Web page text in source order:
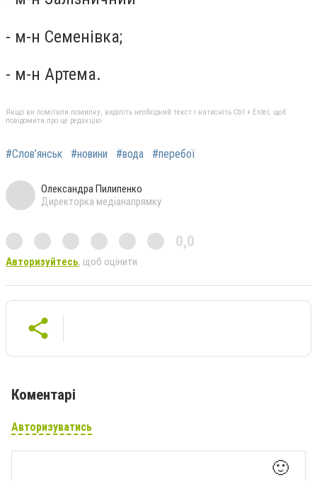
- м-н Семенівка;
- м-н Артема.
Якщо ви помітили помилку, виділіть необхідний текст і натисніть Ctrl + Enter, щоб
повідомити про це редакцію
#Слов’янськ #новини #вода #перебої
Олександра Пилипенко
Директорка медіанапрямку
0,0
Авторизуйтесь, щоб оцінити
Коментарі
Авторизуватись
🙂